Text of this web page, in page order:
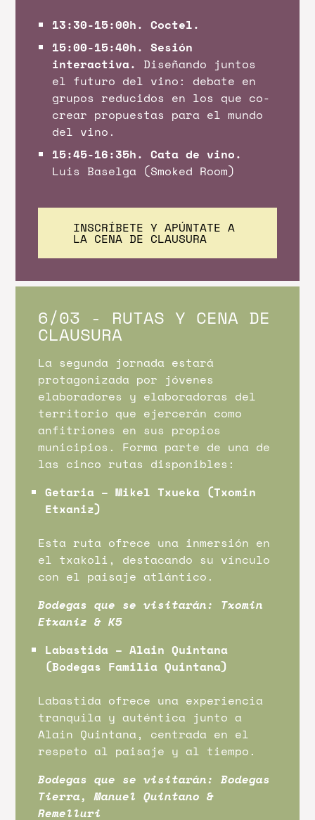
13:30-15:00h. Coctel.
15:00-15:40h. Sesión
interactiva. Diseñando juntos
el futuro del vino: debate en
grupos reducidos en los que co-
crear propuestas para el mundo
del vino.
15:45-16:35h. Cata de vino.
Luis Baselga (Smoked Room)
INSCRÍBETE Y APÚNTATE A
LA CENA DE CLAUSURA
6/03 - RUTAS Y CENA DE
CLAUSURA
La segunda jornada estará
protagonizada por jóvenes
elaboradores y elaboradoras del
territorio que ejercerán como
anfitriones en sus propios
municipios. Forma parte de una de
las cinco rutas disponibles:
Getaria – Mikel Txueka (Txomin
Etxaniz)
Esta ruta ofrece una inmersión en
el txakoli, destacando su vínculo
con el paisaje atlántico.
Bodegas que se visitarán: Txomin
Etxaniz & K5
Labastida – Alain Quintana
(Bodegas Familia Quintana)
Labastida ofrece una experiencia
tranquila y auténtica junto a
Alain Quintana, centrada en el
respeto al paisaje y al tiempo.
Bodegas que se visitarán: Bodegas
Tierra, Manuel Quintano &
Remelluri